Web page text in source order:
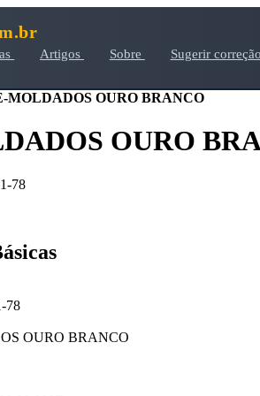
Artigos Sobre Sugerir correção
MOLDADOS OURO BRANCO
OURO
78
78
OURO BRANCO